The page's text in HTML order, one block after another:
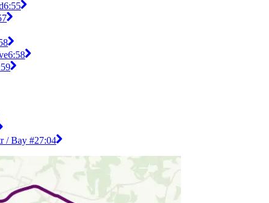
6:55
6:58
/ Bay #27:04